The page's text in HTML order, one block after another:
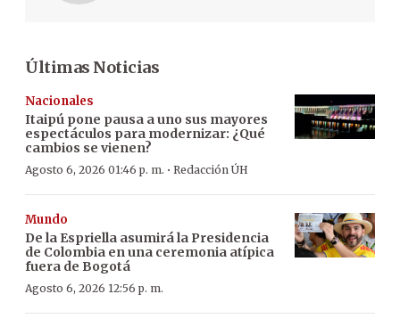
Últimas Noticias
Nacionales
Itaipú pone pausa a uno sus mayores
espectáculos para modernizar: ¿Qué
cambios se vienen?
Agosto 6, 2026 01:46 p. m. · Redacción ÚH
Mundo
De la Espriella asumirá la Presidencia
de Colombia en una ceremonia atípica
fuera de Bogotá
Agosto 6, 2026 12:56 p. m.